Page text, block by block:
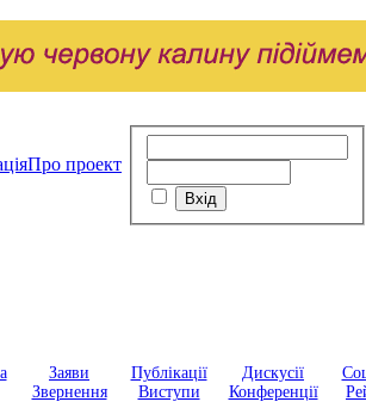
Про проект
Заяви
Звернення
Публікації
Виступи
Дискусії
Конференції